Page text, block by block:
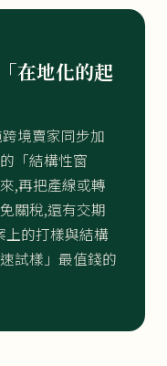
在地化的起
境賣家同步加
「結構性窗
,再把產線或轉
關稅,還有交期
上的打樣與結構
試樣」最值錢的